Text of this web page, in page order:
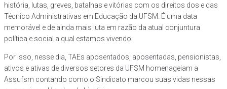
história, lutas, greves, batalhas e vitórias com os direitos dos e das
Técnico Administrativas em Educação da UFSM. É uma data
memorável e de ainda mais luta em razão da atual conjuntura
política e social a qual estamos vivendo.
Por isso, nesse dia, TAEs aposentados, aposentadas, pensionistas,
ativos e ativas de diversos setores da UFSM homenageiam a
Assufsm contando como o Sindicato marcou suas vidas nessas